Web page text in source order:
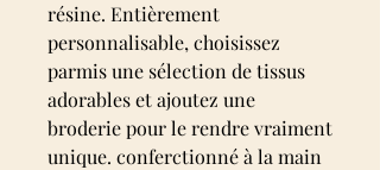
résine. Entièrement
personnalisable, choisissez
parmis une sélection de tissus
adorables et ajoutez une
broderie pour le rendre vraiment
unique. conferctionné à la main